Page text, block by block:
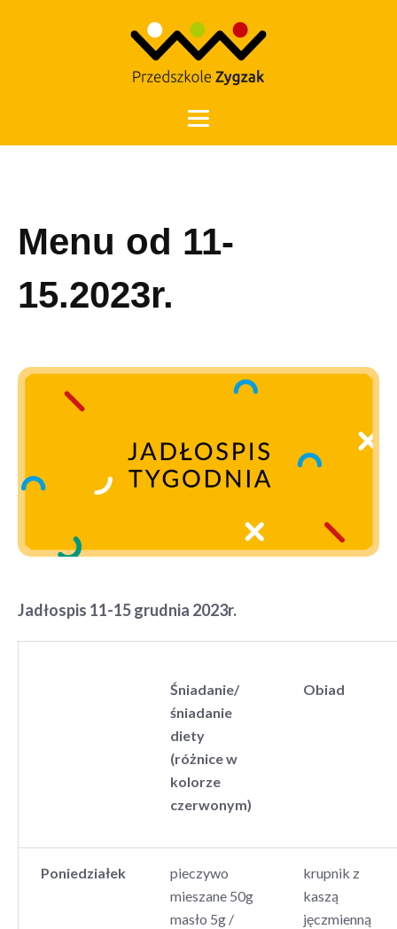
Menu od 11-
15.2023r.
Jadłospis 11-15 grudnia 2023r.
Śniadanie/
śniadanie
diety
(różnice w
kolorze
czerwonym)
Obiad
Poniedziałek
pieczywo
mieszane 50g
masło 5g /
krupnik z
kaszą
jęczmienną